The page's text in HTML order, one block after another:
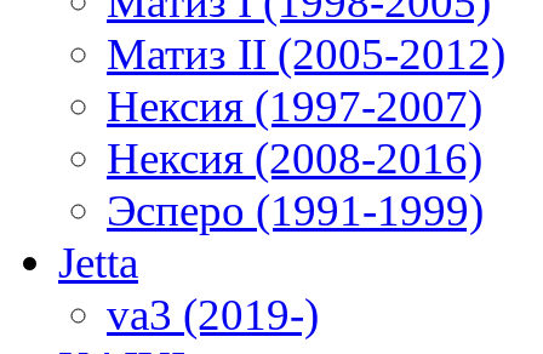
Матиз II (2005-2012)
Нексия (1997-2007)
Нексия (2008-2016)
Эсперо (1991-1999)
Jetta
va3 (2019-)